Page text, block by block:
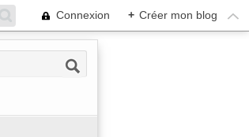
Connexion + Créer mon blog